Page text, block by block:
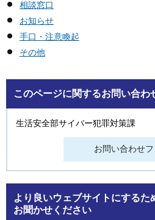
相談窓口
お知らせ
手口・注意喚起
その他
このページに関するお問い合わ
生活安全部サイバー犯罪対策課
より良いウェブサイトにするた
お聞かせください